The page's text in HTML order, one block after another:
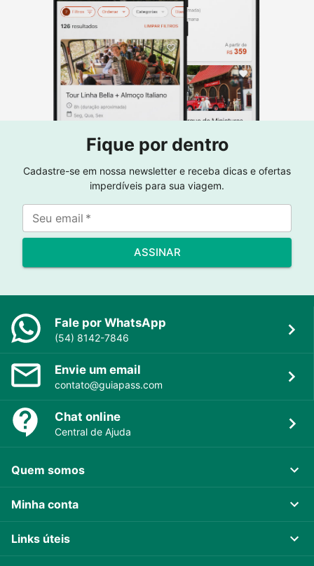
Fique por dentro
Cadastre-se em nossa newsletter e receba dicas e ofertas
imperdíveis para sua viagem.
Seu email *
ASSINAR
Fale por WhatsApp
(54) 8142-7846
Envie um email
contato@guiapass.com
Chat online
Central de Ajuda
Quem somos
Minha conta
Links úteis